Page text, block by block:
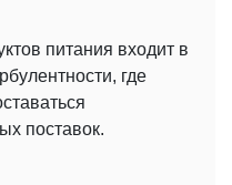
питания входит в
где
поставок.